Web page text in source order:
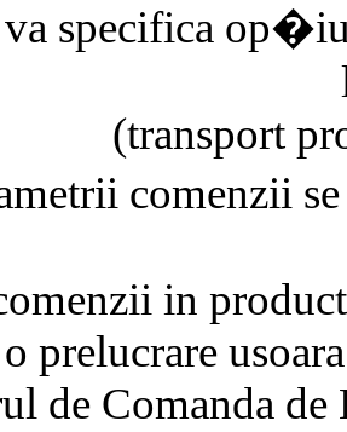
specifica
(transport
comenzii
in
prelucrare
de Comanda